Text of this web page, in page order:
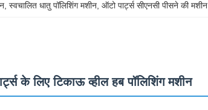
, स्वचालित धातु पॉलिशिंग मशीन , ऑटो पार्ट्स सीएनसी पीसने की मशीन
के लिए टिकाऊ व्हील हब पॉलिशिंग मशीन